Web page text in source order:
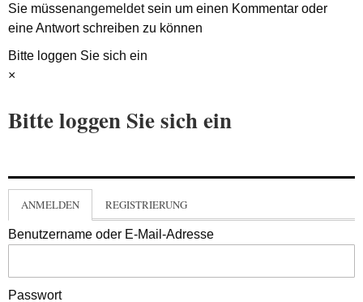
Sie müssenangemeldetsein um einen Kommentar oder
eine Antwort schreiben zu können
Bitte loggen Sie sich ein
×
Bitte loggen Sie sich ein
ANMELDEN REGISTRIERUNG
Benutzername oder E-Mail-Adresse
Passwort